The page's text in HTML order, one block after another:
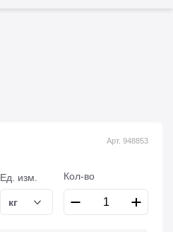
Арт. 948853
Ед. изм.
кг
Кол-во